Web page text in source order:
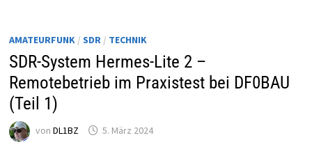
AMATEURFUNK/ SDR/ TECHNIK
SDR-System Hermes-Lite 2 –
Remotebetrieb im Praxistest bei DF0BAU
(Teil 1)
von DL1BZ 5. März 2024